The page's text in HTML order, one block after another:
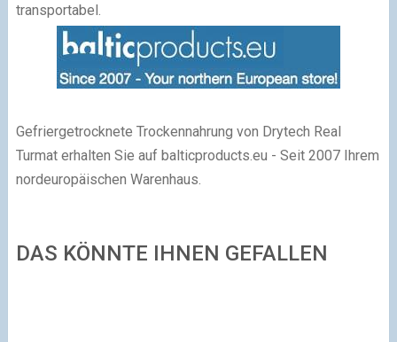
transportabel.
Gefriergetrocknete Trockennahrung von Drytech Real
Turmat erhalten Sie auf balticproducts.eu - Seit 2007 Ihrem
nordeuropäischen Warenhaus.
DAS KÖNNTE IHNEN GEFALLEN